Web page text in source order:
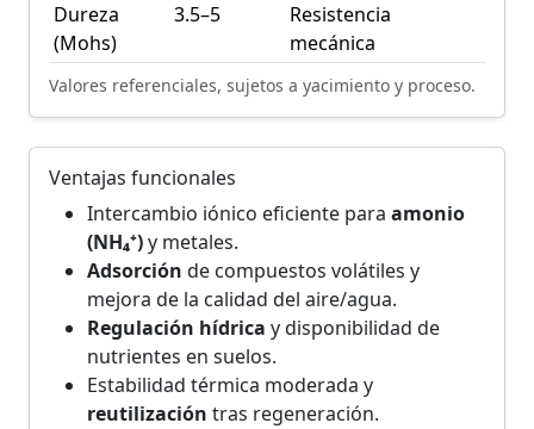
Dureza
(Mohs)
3.5–5
Resistencia
mecánica
Valores referenciales, sujetos a yacimiento y proceso.
Ventajas funcionales
Intercambio iónico eficiente para amonio
(NH₄⁺)y metales.
Adsorción de compuestos volátiles y
mejora de la calidad del aire/agua.
Regulación hídrica y disponibilidad de
nutrientes en suelos.
Estabilidad térmica moderada y
reutilización tras regeneración.